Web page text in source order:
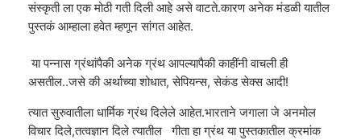
संस्कृती ला एक मोठी गती दिली आहे असे वाटते.कारण अनेक मंडळी यातील
पुस्तकं आम्हाला हवेत म्हणून सांगत आहेत.
या पन्नास ग्रंथांपैकी अनेक ग्रंथ आपल्यापैकी काहींनी वाचली ही
असतील..जसे की अर्थाच्या शोधात, सेपियन्स, सेकंड सेक्स आदी!
त्यात सुरुवातीला धार्मिक ग्रंथ दिलेले आहेत.भारताने जगाला जे अनमोल
विचार दिले,तत्वज्ञान दिले त्यातील गीता हा ग्रंथ या पुस्तकातील क्रमांक